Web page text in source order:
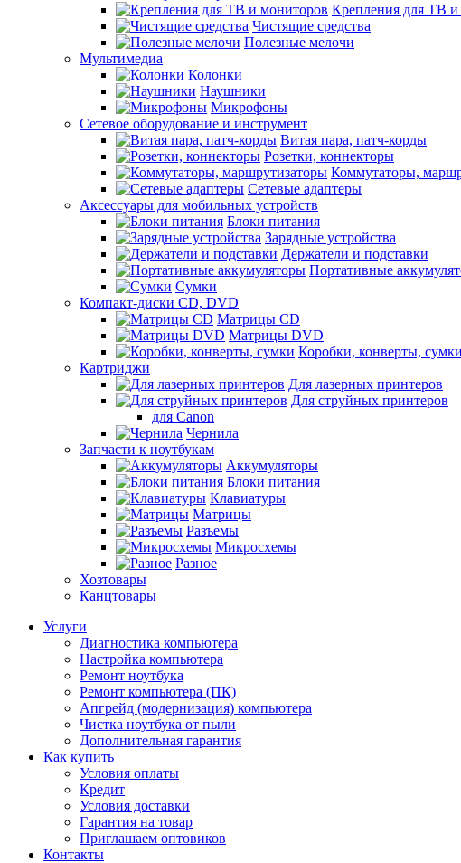
Крепления для ТВ и
Чистящие средства
Полезные мелочи
Мультимедиа
Колонки
Наушники
Микрофоны
Сетевое оборудование и инструмент
Витая пара, патч-корды
Розетки, коннекторы
Коммутаторы,
Сетевые адаптеры
Аксессуары для мобильных устройств
Блоки питания
Зарядные устройства
Держатели и подставки
Портативные
Сумки
Компакт-диски CD, DVD
Матрицы CD
Матрицы DVD
Коробки, конверты, сумки
Картриджи
Для лазерных принтеров
Для струйных принтеров
для Canon
Чернила
Запчасти к ноутбукам
Аккумуляторы
Блоки питания
Клавиатуры
Матрицы
Разъемы
Микросхемы
Разное
Хозтовары
Канцтовары
Услуги
Диагностика компьютера
Настройка компьютера
Ремонт ноутбука
Ремонт компьютера (ПК)
Апгрейд (модернизация) компьютера
Чистка ноутбука от пыли
Дополнительная гарантия
Как купить
Условия оплаты
Кредит
Условия доставки
Гарантия на товар
Приглашаем оптовиков
Контакты